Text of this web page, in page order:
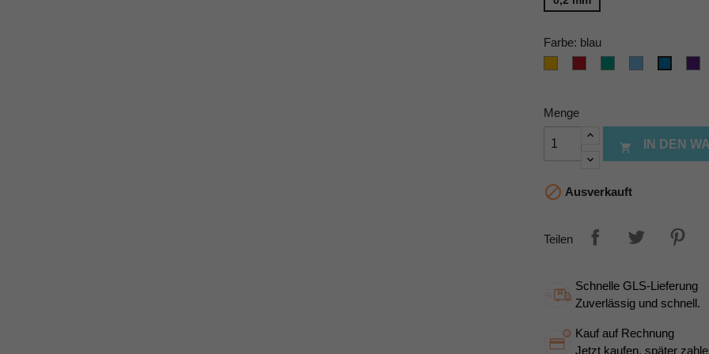
Farbe: blau
Menge
 IN DEN
 Ausverkauft
Teilen
Schnelle GLS-Lieferung
Zuverlässig und schnell.
Kauf auf Rechnung
Jetzt kaufen, später